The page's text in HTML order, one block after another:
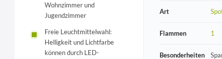
Wohnzimmer und
Jugendzimmer
Freie Leuchtmittelwahl:
Helligkeit und Lichtfarbe
können durch LED-
Art
Flammen 1
Besonderheiten